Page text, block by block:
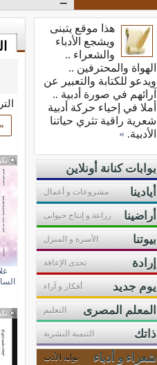
«
هذا موقع يتبنى
ويشجع الأدباء
والشعراء ..
الهواة والمحترفين ..
ويدعو للكتابة والتعبير عن
آرائهم في صورة أدبية ..
أملا في إحياء حركة أدبية
شعرية راقية تثري حياتنا
الأدبية. »
بوابات كنانة أونلاين
أيادينا
مشروعات و أعمال
أراضينا زراعة و إنتاج حيوانى
بيوتنا الأسرة و المنزل
إرادة تحدى الإعاقة
يوم جديد أفكار و آراء
المعلم المصرى التعليم
ذاتك التنمية البشرية
شعراء و أدباء بوابة الأدب